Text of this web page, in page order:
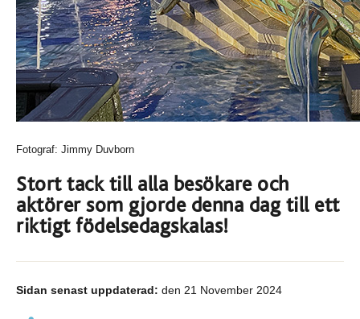
Fotograf: Jimmy Duvborn
Stort tack till alla besökare och
aktörer som gjorde denna dag till ett
riktigt födelsedagskalas!
Sidan senast uppdaterad: den 21 November 2024